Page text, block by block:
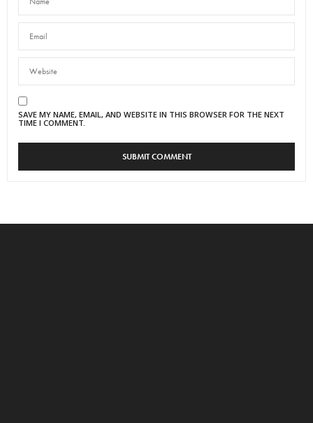
SAVE MY NAME, EMAIL, AND WEBSITE IN THIS BROWSER FOR THE NEXT
TIME I COMMENT.